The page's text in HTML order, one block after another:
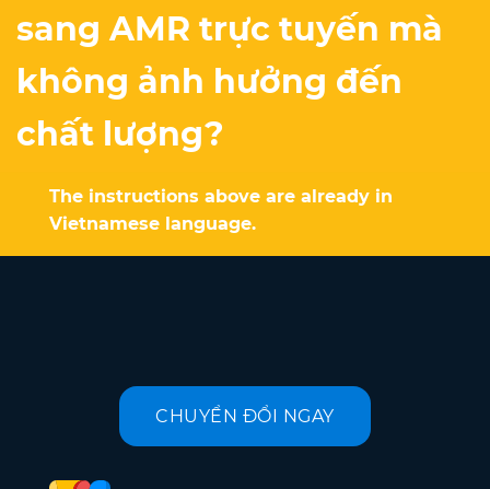
sang AMR trực tuyến mà
không ảnh hưởng đến
chất lượng?
The instructions above are already in
Vietnamese language.
CHUYỂN ĐỔI NGAY